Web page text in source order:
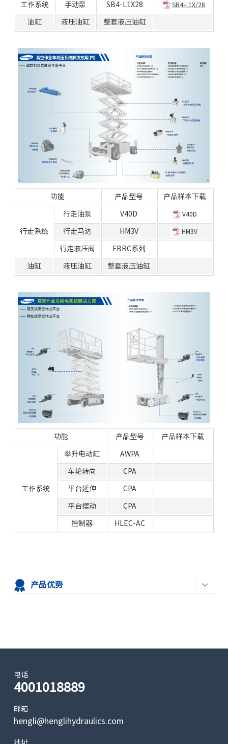
工作系统 手动泵 SB4-L1X28 SB4-L1X/28
油缸 液压油缸 整套液压油缸
功能 产品型号 产品样本下载
行走系统
行走油泵 V40D V40D
行走马达 HM3V HM3V
行走液压阀 FBRC系列
油缸 液压油缸 整套液压油缸
功能 产品型号 产品样本下载
工作系统
举升电动缸 AWPA
车轮转向 CPA
平台延伸 CPA
平台摆动 CPA
控制器 HLEC-AC
产品优势
电话
4001018889
邮箱
hengli@henglihydraulics.com
地址